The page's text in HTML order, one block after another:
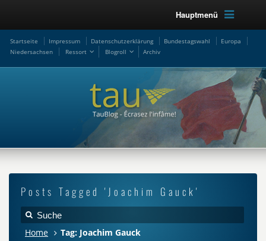
Hauptmenü
Startseite Impressum Datenschutzerklärung Bundestagswahl
Europa
Niedersachsen
Ressort Blogroll Archiv
Posts Tagged 'Joachim Gauck'
Home Tag: Joachim Gauck